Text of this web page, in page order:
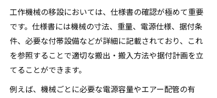
工作機械の移設においては、仕様書の確認が極めて重要
です。仕様書には機械の寸法、重量、電源仕様、据付条
件、必要な付帯設備などが詳細に記載されており、これ
を参照することで適切な搬出・搬入方法や据付計画を立
てることができます。
例えば、機械ごとに必要な電源容量やエアー配管の有